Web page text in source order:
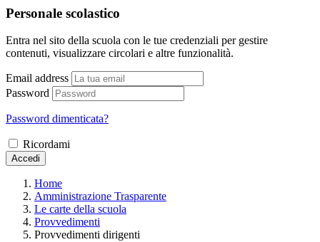
Personale scolastico
Entra nel sito della scuola con le tue credenziali per gestire
contenuti, visualizzare circolari e altre funzionalità.
Email address
Password
Password dimenticata?
Ricordami
Accedi
Home
Amministrazione Trasparente
Le carte della scuola
Provvedimenti
Provvedimenti dirigenti